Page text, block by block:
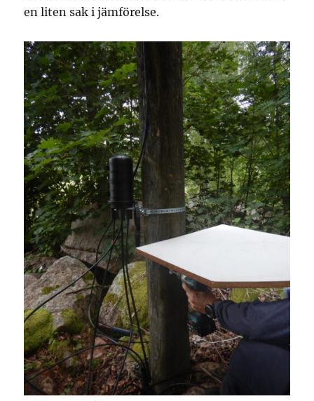
en liten sak i jämförelse.